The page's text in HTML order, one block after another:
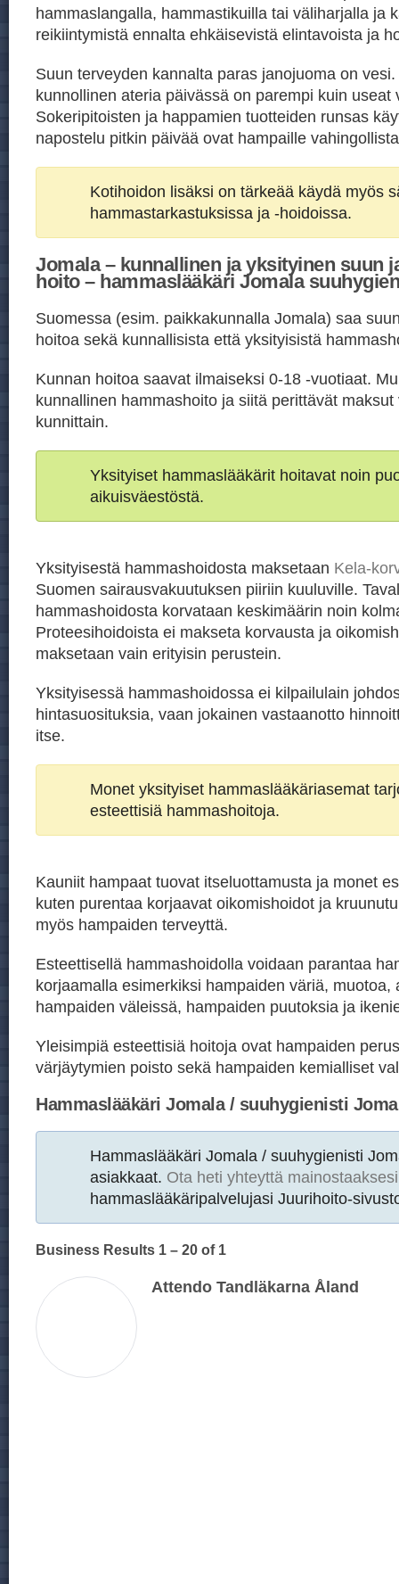
hammaslangalla, hammastikuilla tai väliharjalla ja
reikiintymistä ennalta ehkäisevistä elintavoista ja
Suun terveyden kannalta paras janojuoma on
kunnollinen ateria päivässä on parempi kuin useat
Sokeripitoisten ja happamien tuotteiden runsas
napostelu pitkin päivää ovat hampaille
Kotihoidon lisäksi on tärkeää käydä myös
hammastarkastuksissa ja -hoidoissa.
Jomala – kunnallinen ja yksityinen suun
hoito – hammaslääkäri Jomala
Suomessa (esim. paikkakunnalla Jomala) saa
hoitoa sekä kunnallisista että yksityisistä
Kunnan hoitoa saavat ilmaiseksi 0-18 -vuotiaat.
kunnallinen hammashoito ja siitä perittävät maksut
kunnittain.
Yksityiset hammaslääkärit hoitavat noin
aikuisväestöstä.
Yksityisestä hammashoidosta maksetaan Kela-
Suomen sairausvakuutuksen piiriin kuuluville.
hammashoidosta korvataan keskimäärin noin
Proteesihoidoista ei makseta korvausta ja
maksetaan vain erityisin perustein.
Yksityisessä hammashoidossa ei kilpailulain
hintasuosituksia, vaan jokainen vastaanotto
itse.
Monet yksityiset hammaslääkäriasemat
esteettisiä hammashoitoja.
Kauniit hampaat tuovat itseluottamusta ja monet
kuten purentaa korjaavat oikomishoidot ja
myös hampaiden terveyttä.
Esteettisellä hammashoidolla voidaan parantaa
korjaamalla esimerkiksi hampaiden väriä, muotoa,
hampaiden väleissä, hampaiden puutoksia ja
Yleisimpiä esteettisiä hoitoja ovat hampaiden
värjäytymien poisto sekä hampaiden kemialliset
Hammaslääkäri Jomala / suuhygienisti
Hammaslääkäri Jomala / suuhygienisti
asiakkaat. Ota heti yhteyttä mainostaaksesi
hammaslääkäripalvelujasi Juurihoito-
Business Results 1 – 20 of 1
Attendo Tandläkarna Åland